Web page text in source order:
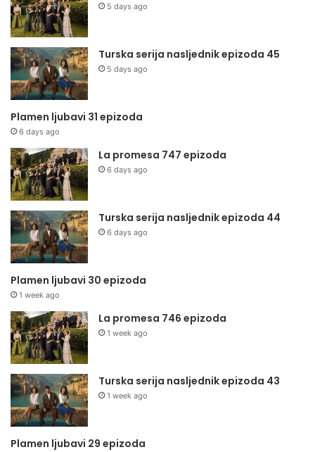
5 days ago
Turska serija nasljednik epizoda 45
5 days ago
Plamen ljubavi 31 epizoda
6 days ago
La promesa 747 epizoda
6 days ago
Turska serija nasljednik epizoda 44
6 days ago
Plamen ljubavi 30 epizoda
1 week ago
La promesa 746 epizoda
1 week ago
Turska serija nasljednik epizoda 43
1 week ago
Plamen ljubavi 29 epizoda